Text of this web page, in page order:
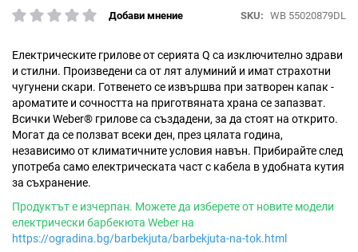
рейтинг:
Добави мнение SKU WB 55020879DL
Електрическите грилове от серията Q са изключително здрави
и стилни. Произведени са от лят алуминий и имат страхотни
чугунени скари. Готвенето се извършва при затворен капак -
ароматите и сочността на приготвяната храна се запазват.
Всички Weber® грилове са създадени, за да стоят на открито.
Могат да се ползват всеки ден, през цялата година,
независимо от климатичните условия навън. Прибирайте след
употреба само електрическата част с кабела в удобната кутия
за съхранение.
Продуктът е изчерпан. Можете да изберете от новите модели
електрически барбекюта Weber на
https://ogradina.bg/barbekjuta/barbekjuta-na-tok.html
началото
на
със
снимки